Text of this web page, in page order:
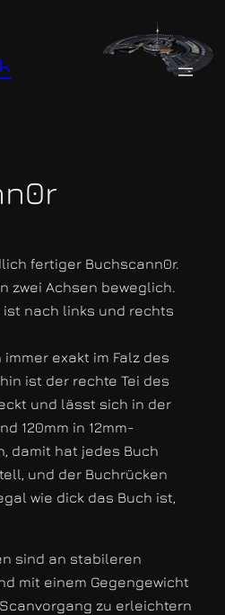
fertiger Buchscann0r.
zwei Achsen beweglich.
nach links und rechts
exakt im Falz des
ist der rechte Tei des
und lässt sich in der
120mm in 12mm-
damit hat jedes Buch
und der Buchrücken
wie dick das Buch ist,
sind an stabileren
mit einem Gegengewicht
zu erleichtern